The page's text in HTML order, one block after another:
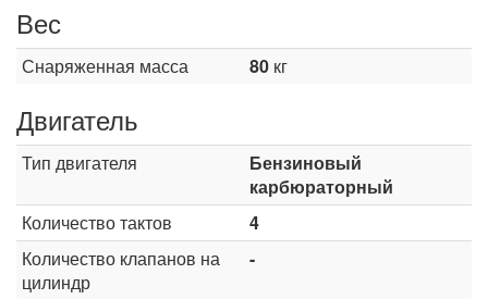
Вес
Снаряженная масса 80 кг
Двигатель
Тип двигателя
Бензиновый
карбюраторный
Количество тактов
4
Количество клапанов на
цилиндр
-